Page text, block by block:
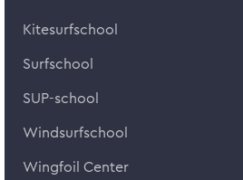
Kitesurfschool
Surfschool
SUP-school
Windsurfschool
Wingfoil Center